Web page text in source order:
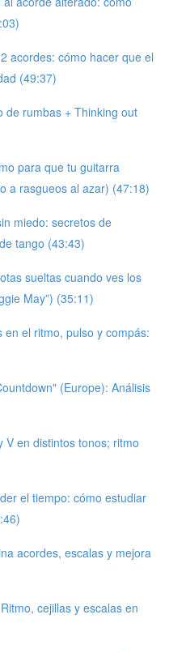
acordes: cómo hacer que el
(49:37)
de rumbas + Thinking out
para que tu guitarra
a rasgueos al azar) (47:18)
miedo: secretos de
tango (43:43)
sueltas cuando ves los
May”) (35:11)
el ritmo, pulso y compás:
(Europe): Análisis
V en distintos tonos; ritmo
el tiempo: cómo estudiar
acordes, escalas y mejora
cejillas y escalas en